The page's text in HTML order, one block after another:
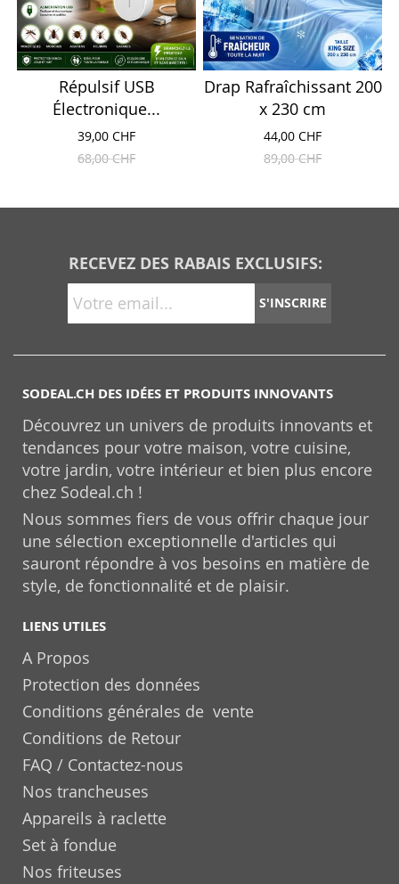
Répulsif USB
Électronique...
39,00 CHF
68,00 CHF
Drap Rafraîchissant 200
x 230 cm
44,00 CHF
89,00 CHF
RECEVEZ DES RABAIS EXCLUSIFS:
S'INSCRIRE
SODEAL.CH DES IDÉES ET PRODUITS INNOVANTS
Découvrez un univers de produits innovants et
tendances pour votre maison, votre cuisine,
votre jardin, votre intérieur et bien plus encore
chez Sodeal.ch !
Nous sommes fiers de vous offrir chaque jour
une sélection exceptionnelle d'articles qui
sauront répondre à vos besoins en matière de
style, de fonctionnalité et de plaisir.
LIENS UTILES
A Propos
Protection des données
Conditions générales de vente
Conditions de Retour
FAQ / Contactez-nous
Nos trancheuses
Appareils à raclette
Set à fondue
Nos friteuses